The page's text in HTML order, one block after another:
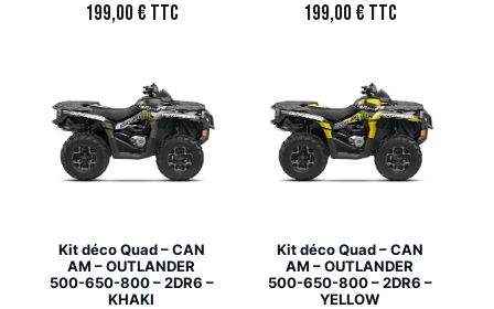
199,00€ TTC 199,00€ TTC
Kit déco Quad – CAN
AM – OUTLANDER
500-650-800 – 2DR6 –
KHAKI
Kit déco Quad – CAN
AM – OUTLANDER
500-650-800 – 2DR6 –
YELLOW